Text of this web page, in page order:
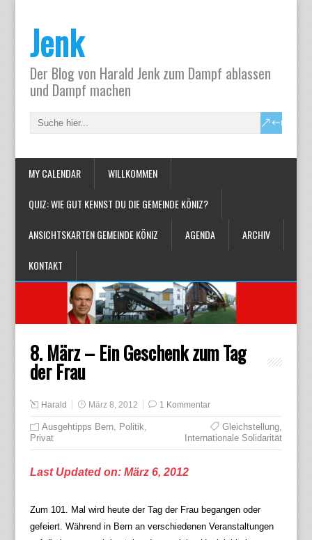
Jenk
Der Blog von Harald Jenk zum Dampf ablassen
und Dampf machen
MY CALENDAR WILLKOMMEN
QUIZ: WIE GUT KENNST DU DIE GEMEINDE KÖNIZ?
ANSICHTSKARTEN GEMEINDE KÖNIZ AGENDA ARCHIV
KONTAKT
8. März – Ein Geschenk zum Tag
der Frau
Harald März 8, 2012 1 Kommentar
Ausgehtipps Bern, Politik,
Privat
Gleichstellung,
Internationale Solidarität
Last Updated on: März 6, 2012
Zum 101. Mal wird heute der Tag der Frau begangen oder
gefeiert. Während in Bern an verschiedenen Veranstaltungen